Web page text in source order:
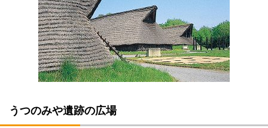
うつのみや遺跡の広場